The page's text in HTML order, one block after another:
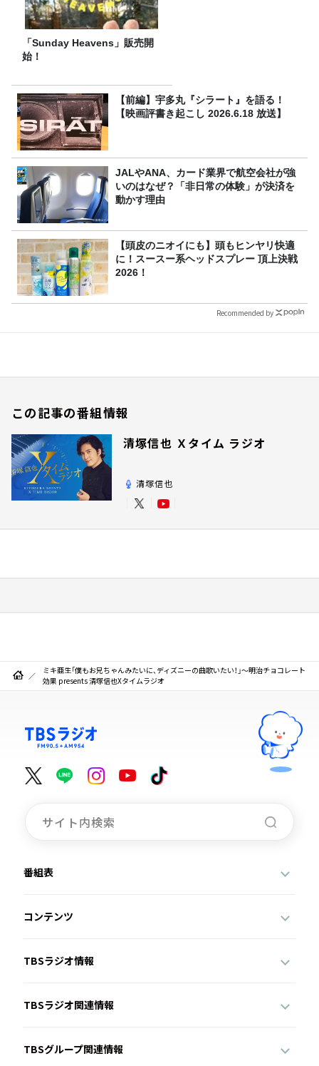
「Sunday Heavens」販売開
始！
【前編】宇多丸『シラート』を語る！
【映画評書き起こし 2026.6.18 放送】
JALやANA、カード業界で航空会社が強
いのはなぜ？「非日常の体験」が決済を
動かす理由
【頭皮のニオイにも】頭もヒンヤリ快適
に！スースー系ヘッドスプレー 頂上決戦
2026！
Recommended by
この記事の番組情報
清塚信也 Ｘタイム ラジオ
清塚信也
ミキ亜生「僕もお兄ちゃんみたいに、ディズニーの曲歌いたい！」～明治チョコレート
効果 presents 清塚信也Xタイムラジオ
番組表
コンテンツ
TBSラジオ情報
TBSラジオ関連情報
TBSグループ関連情報